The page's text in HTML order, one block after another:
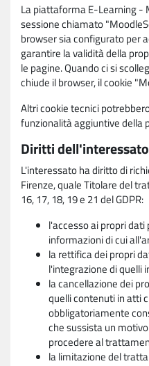
La piattaforma E-Learning -
sessione chiamato
browser sia configurato per
garantire la validità della
le pagine. Quando ci si
chiude il browser, il cookie
Altri cookie tecnici
funzionalità aggiuntive della
Diritti dell'interessato
L'interessato ha diritto di
Firenze, quale Titolare del
16, 17, 18, 19 e 21 del GDPR:
l'accesso ai propri
informazioni di cui
la rettifica dei propri
l'integrazione di quelli
la cancellazione dei
quelli contenuti in atti
obbligatoriamente
che sussista un
procedere al
la limitazione del